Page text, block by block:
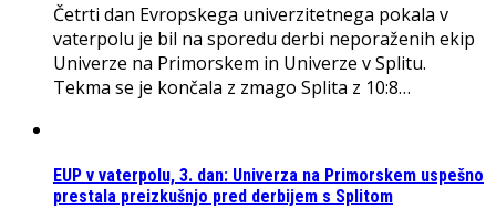
Četrti dan Evropskega univerzitetnega pokala v
vaterpolu je bil na sporedu derbi neporaženih ekip
Univerze na Primorskem in Univerze v Splitu.
Tekma se je končala z zmago Splita z 10:8…
EUP v vaterpolu, 3. dan: Univerza na Primorskem uspešno
prestala preizkušnjo pred derbijem s Splitom